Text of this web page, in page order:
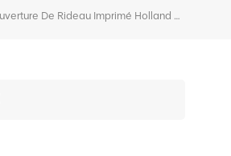
Tissu De Couverture De Rideau Imprimé Holland Velvet Coloré